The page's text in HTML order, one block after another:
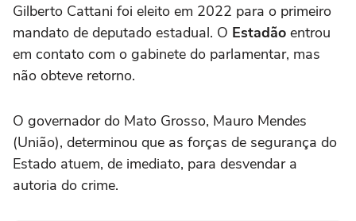
Gilberto Cattani foi eleito em 2022 para o primeiro
mandato de deputado estadual. O Estadão entrou
em contato com o gabinete do parlamentar, mas
não obteve retorno.
O governador do Mato Grosso, Mauro Mendes
(União), determinou que as forças de segurança do
Estado atuem, de imediato, para desvendar a
autoria do crime.